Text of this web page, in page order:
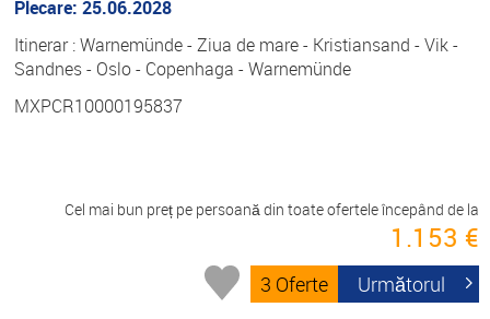
Plecare: 25.06.2028
Itinerar : Warnemünde - Ziua de mare - Kristiansand - Vik -
Sandnes - Oslo - Copenhaga - Warnemünde
MXPCR10000195837
Cel mai bun preț pe persoană din toate ofertele începând de la
1.153 €
3 Oferte Următorul